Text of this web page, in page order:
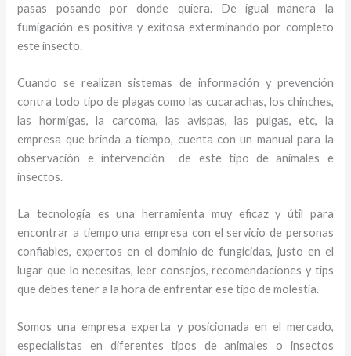
pasas posando por donde quiera. De igual manera la
fumigación es positiva y exitosa exterminando por completo
este insecto.
Cuando se realizan sistemas de información y prevención
contra todo tipo de plagas como las cucarachas, los chinches,
las hormigas, la carcoma, las avispas, las pulgas, etc, la
empresa que brinda a tiempo, cuenta con un manual para la
observación e intervención de este tipo de animales e
insectos.
La tecnología es una herramienta muy eficaz y útil para
encontrar a tiempo una empresa con el servicio de personas
confiables, expertos en el dominio de fungicidas, justo en el
lugar que lo necesitas, leer consejos, recomendaciones y tips
que debes tener a la hora de enfrentar ese tipo de molestia.
Somos una empresa experta y posicionada en el mercado,
especialistas en diferentes tipos de animales o insectos